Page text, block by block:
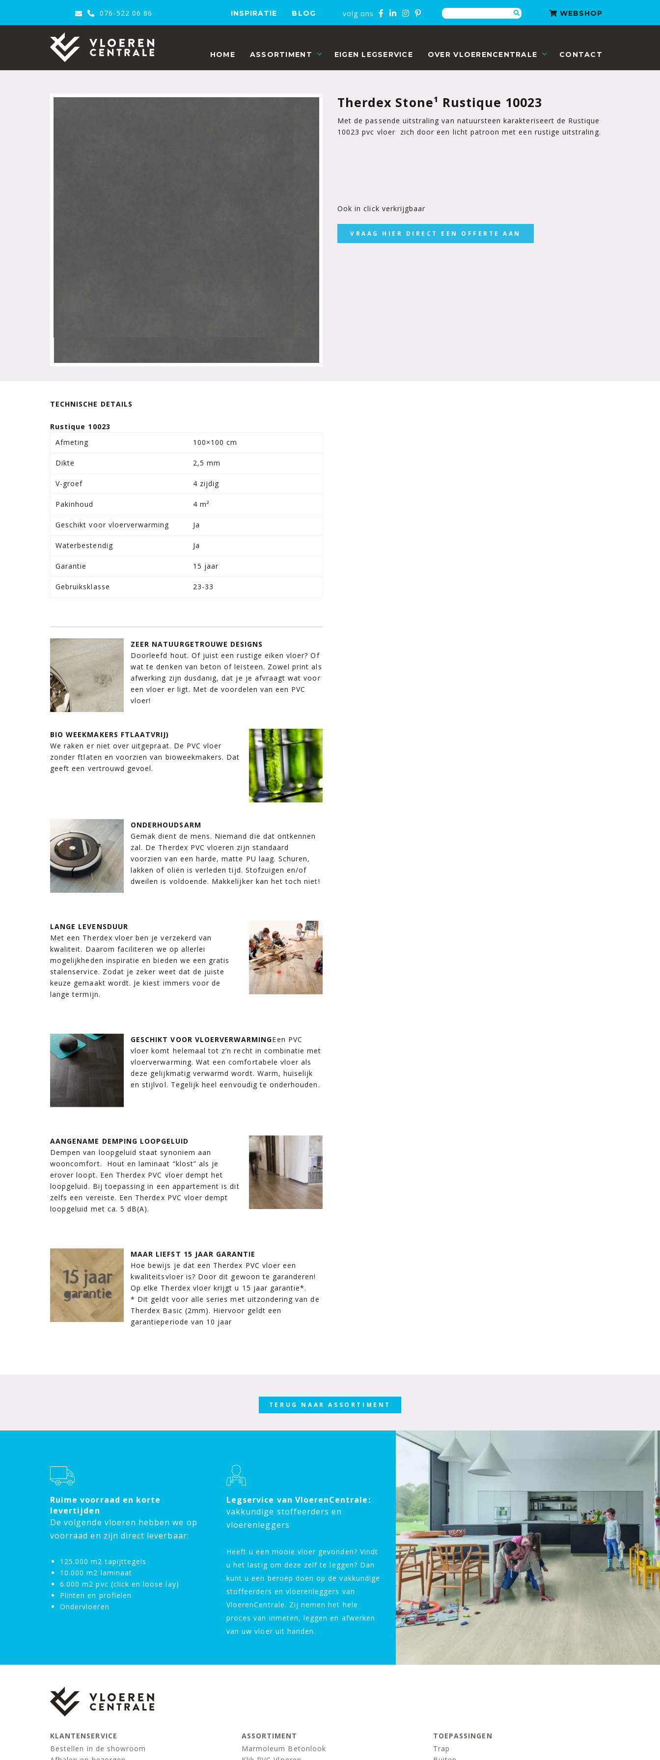
076-522 06 86 INSPIRATIE BLOG volg ons Zoeken WEBSHOP
VloerenCentrale
HOME ASSORTIMENT EIGEN LEGSERVICE OVER VLOERENCENTRALE CONTACT
Therdex Stone¹ Rustique 10023
Met de passende uitstraling van natuursteen karakteriseert de Rustique
10023 pvc vloer zich door een licht patroon met een rustige uitstraling.
Ook in click verkrijgbaar
VRAAG HIER DIRECT EEN OFFERTE AAN
TECHNISCHE DETAILS
Rustique 10023
Afmeting
100×100 cm
Dikte 2,5 mm
V-groef 4 zijdig
Pakinhoud 4 m²
Geschikt voor vloerverwarming Ja
Waterbestendig Ja
Garantie 15 jaar
Gebruiksklasse 23-33
ZEER NATUURGETROUWE DESIGNS
Doorleefd hout. Of juist een rustige eiken vloer? Of
wat te denken van beton of leisteen. Zowel print als
afwerking zijn dusdanig, dat je je afvraagt wat voor
een vloer er ligt. Met de voordelen van een PVC
vloer!
BIO WEEKMAKERS FTLAATVRIJ)
We raken er niet over uitgepraat. De PVC vloer
zonder ftlaten en voorzien van bioweekmakers. Dat
geeft een vertrouwd gevoel.
ONDERHOUDSARM
Gemak dient de mens. Niemand die dat ontkennen
zal. De Therdex PVC vloeren zijn standaard
voorzien van een harde, matte PU laag. Schuren,
lakken of oliën is verleden tijd. Stofzuigen en/of
dweilen is voldoende. Makkelijker kan het toch niet!
LANGE LEVENSDUUR
Met een Therdex vloer ben je verzekerd van
kwaliteit. Daarom faciliteren we op allerlei
mogelijkheden inspiratie en bieden we een gratis
stalenservice. Zodat je zeker weet dat de juiste
keuze gemaakt wordt. Je kiest immers voor de
lange termijn.
GESCHIKT VOOR VLOERVERWARMINGEen PVC
vloer komt helemaal tot z’n recht in combinatie met
vloerverwarming. Wat een comfortabele vloer als
deze gelijkmatig verwarmd wordt. Warm, huiselijk
en stijlvol. Tegelijk heel eenvoudig te onderhouden.
AANGENAME DEMPING LOOPGELUID
Dempen van loopgeluid staat synoniem aan
wooncomfort. Hout en laminaat “klost” als je
erover loopt. Een Therdex PVC vloer dempt het
loopgeluid. Bij toepassing in een appartement is dit
zelfs een vereiste. Een Therdex PVC vloer dempt
loopgeluid met ca. 5 dB(A).
MAAR LIEFST 15 JAAR GARANTIE
Hoe bewijs je dat een Therdex PVC vloer een
kwaliteitsvloer is? Door dit gewoon te garanderen!
Op elke Therdex vloer krijgt u 15 jaar garantie*.
* Dit geldt voor alle series met uitzondering van de
Therdex Basic (2mm). Hiervoor geldt een
garantieperiode van 10 jaar
TERUG NAAR ASSORTIMENT
Ruime voorraad en korte
levertijden
De volgende vloeren hebben we op
voorraad en zijn direct leverbaar:
125.000 m2 tapijttegels
10.000 m2 laminaat
6.000 m2 pvc (click en loose lay)
Plinten en profielen
Ondervloeren
Legservice van VloerenCentrale:
vakkundige stoffeerders en
vloerenleggers
Heeft u een mooie vloer gevonden? Vindt
u het lastig om deze zelf te leggen? Dan
kunt u een beroep doen op de vakkundige
stoffeerders en vloerenleggers van
VloerenCentrale. Zij nemen het hele
proces van inmeten, leggen en afwerken
van uw vloer uit handen.
KLANTENSERVICE
Bestellen in de showroom
ASSORTIMENT
Marmoleum Betonlook
TOEPASSINGEN
Trap